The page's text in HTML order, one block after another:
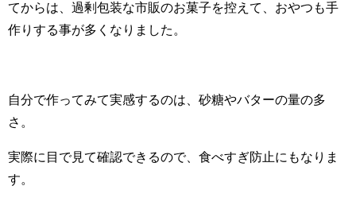
てからは、過剰包装な市販のお菓子を控えて、おやつも手
作りする事が多くなりました。
自分で作ってみて実感するのは、砂糖やバターの量の多
さ。
実際に目で見て確認できるので、食べすぎ防止にもなりま
す。